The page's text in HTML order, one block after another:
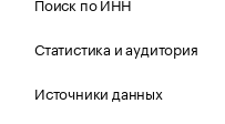
Статистика и аудитория
Источники данных